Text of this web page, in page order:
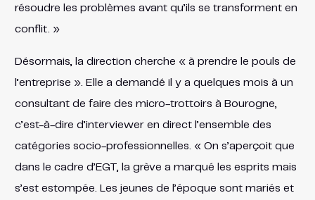
résoudre les problèmes avant qu’ils se transforment en
conflit. »
Désormais, la direction cherche « à prendre le pouls de
l’entreprise ». Elle a demandé il y a quelques mois à un
consultant de faire des micro-trottoirs à Bourogne,
c’est-à-dire d’interviewer en direct l’ensemble des
catégories socio-professionnelles. « On s’aperçoit que
dans le cadre d’EGT, la grève a marqué les esprits mais
s’est estompée. Les jeunes de l’époque sont mariés et